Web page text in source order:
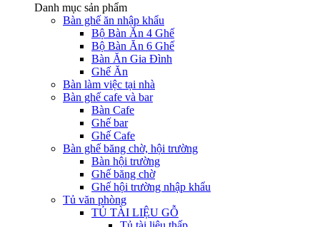
Danh mục sản phẩm
Bàn ghế ăn nhập khẩu
Bộ Bàn Ăn 4 Ghế
Bộ Bàn Ăn 6 Ghế
Bàn Ăn Gia Đình
Ghế Ăn
Bàn làm việc tại nhà
Bàn ghế cafe và bar
Bàn Cafe
Ghế bar
Ghế Cafe
Bàn ghế băng chờ, hội trường
Bàn hội trường
Ghế băng chờ
Ghế hội trường nhập khẩu
Tủ văn phòng
TỦ TÀI LIỆU GỖ